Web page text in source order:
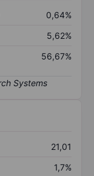
0,64%
5,62%
56,67%
21,01
1,7%